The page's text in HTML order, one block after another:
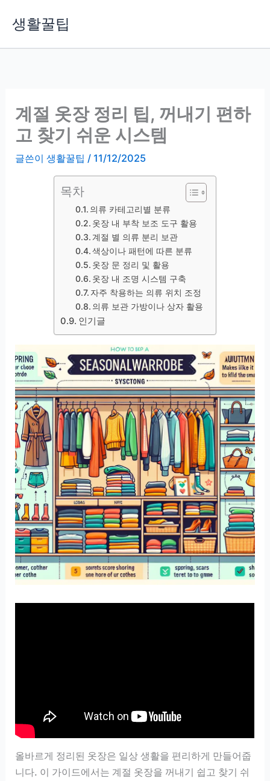
생활꿀팁
계절 옷장 정리 팁, 꺼내기 편하
고 찾기 쉬운 시스템
글쓴이생활꿀팁 / 11/12/2025
목차
의류 카테고리별 분류
옷장 내 부착 보조 도구 활용
계절 별 의류 분리 보관
색상이나 패턴에 따른 분류
옷장 문 정리 및 활용
옷장 내 조명 시스템 구축
자주 착용하는 의류 위치 조정
의류 보관 가방이나 상자 활용
인기글
올바르게 정리된 옷장은 일상 생활을 편리하게 만들어줍
니다. 이 가이드에서는 계절 옷장을 꺼내기 쉽고 찾기 쉬